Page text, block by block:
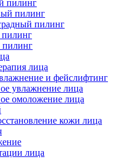
пилинг
пилинг
пилинг
лица
и фейслифтинг
увлажнение лица
омоложение лица
кожи лица
лица